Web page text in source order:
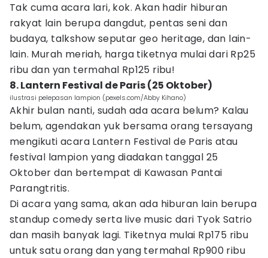
Tak cuma acara lari, kok. Akan hadir hiburan
rakyat lain berupa dangdut, pentas seni dan
budaya, talkshow seputar geo heritage, dan lain-
lain. Murah meriah, harga tiketnya mulai dari Rp25
ribu dan yan termahal Rp125 ribu!
8. Lantern Festival de Paris (25 Oktober)
ilustrasi pelepasan lampion (pexels.com/Abby Kihano)
Akhir bulan nanti, sudah ada acara belum? Kalau
belum, agendakan yuk bersama orang tersayang
mengikuti acara Lantern Festival de Paris atau
festival lampion yang diadakan tanggal 25
Oktober dan bertempat di Kawasan Pantai
Parangtritis.
Di acara yang sama, akan ada hiburan lain berupa
standup comedy serta live music dari Tyok Satrio
dan masih banyak lagi. Tiketnya mulai Rp175 ribu
untuk satu orang dan yang termahal Rp900 ribu